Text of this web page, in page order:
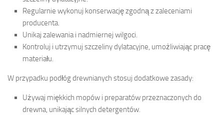
Regularnie wykonuj konserwację zgodną z zaleceniami
producenta.
Unikaj zalewania i nadmiernej wilgoci.
Kontroluj i utrzymuj szczeliny dylatacyjne, umożliwiając pracę
materiału.
W przypadku podłóg drewnianych stosuj dodatkowe zasady:
Używaj miękkich mopów i preparatów przeznaczonych do
drewna, unikając silnych detergentów.